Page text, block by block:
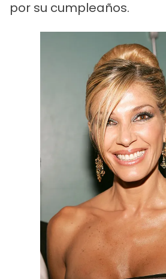
por su cumpleaños.